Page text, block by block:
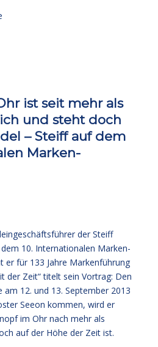
Dortmund
ist seit mehr als
und steht doch
– Steiff auf dem
Marken-
der Steiff
10. Internationalen Marken-
er für 133 Jahre Markenführung
der Zeit“ titelt sein Vortrag: Den
am 12. und 13. September 2013
Seeon kommen, wird er
im Ohr nach mehr als
auf der Höhe der Zeit ist.